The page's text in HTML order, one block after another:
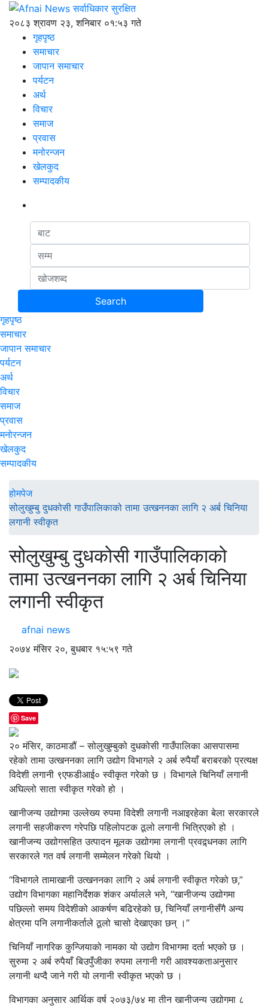
२०८३ श्रावण २३, शनिबार ०१:५३ गते
गृहपृष्ठ
समाचार
जापान समाचार
पर्यटन
अर्थ
विचार
समाज
प्रवास
मनोरन्जन
खेलकुद
सम्पादकीय
गृहपृष्ठ
समाचार
जापान समाचार
पर्यटन
अर्थ
विचार
समाज
प्रवास
मनोरन्जन
खेलकुद
सम्पादकीय
होमपेज
सोलुखुम्बु दुधकोसी गाउँपालिकाको तामा उत्खननका लागि २ अर्ब चिनिया
लगानी स्वीकृत
सोलुखुम्बु दुधकोसी गाउँपालिकाको
तामा उत्खननका लागि २ अर्ब चिनिया
लगानी स्वीकृत
afnai news
२०७४ मंसिर २०, बुधबार १५:५९ गते
Save
२० मंसिर, काठमाडौं – सोलुखुम्बुको दुधकोसी गाउँपालिका आसपासमा
रहेको तामा उत्खननका लागि उद्योग विभागले २ अर्ब रुपैयाँ बराबरको प्रत्यक्ष
विदेशी लगानी ९एफडीआई० स्वीकृत गरेको छ । विभागले चिनियाँ लगानी
अघिल्लो साता स्वीकृत गरेको हो ।
खानीजन्य उद्योगमा उल्लेख्य रुपमा विदेशी लगानी नआइरहेका बेला सरकारले
लगानी सहजीकरण गरेपछि पहिलोपटक ठूलो लगानी भित्रिएको हो ।
खानीजन्य उद्योगसहित उत्पादन मूलक उद्योगमा लगानी प्रवद्र्धनका लागि
सरकारले गत वर्ष लगानी सम्मेलन गरेको थियो ।
“विभागले तामाखानी उत्खननका लागि २ अर्ब लगानी स्वीकृत गरेको छ,”
उद्योग विभागका महानिर्देशक शंकर अर्यालले भने, “खानीजन्य उद्योगमा
पछिल्लो समय विदेशीको आकर्षण बढिरहेको छ, चिनियाँ लगानीसँगै अन्य
क्षेत्रमा पनि लगानीकर्ताले ठूलो चासो देखाएका छन् ।”
चिनियाँ नागरिक कुन्जियाको नामका यो उद्योग विभागमा दर्ता भएको छ ।
सुरुमा २ अर्ब रुपैयाँ बिउपुँजीका रुपमा लगानी गरी आवश्यकताअनुसार
लगानी थप्दै जाने गरी यो लगानी स्वीकृत भएको छ ।
विभागका अनुसार आर्थिक वर्ष २०७३/७४ मा तीन खानीजन्य उद्योगमा ८